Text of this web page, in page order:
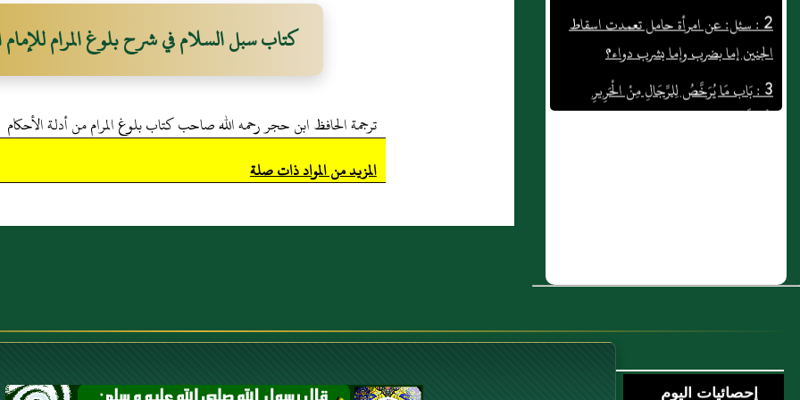
الجنين إما بضرب وإما بشرب دواء؟
3 : بَاب مَا يُرَخَّصُ لِلرِّجَالِ مِنْ الْحَرِيرِ
لِلْحِكَّةِ
6 : فصل في تحريم الجمع
8 : باب مُنْتَهَى التَّلَقِّي
كتاب سبل السلام في شرح بلوغ المرام للإمام
ترجمة الحافظ ابن حجر رحمه الله صاحب كتاب بلوغ المرام من أدلة الأحكام
المزيد من المواد ذات صلة